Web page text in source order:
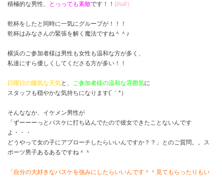
積極的な男性、
とっっても素敵です！！ (//ω//）
乾杯をしたと同時に一気にグループが！！！
乾杯はみなさんの緊張を解く魔法ですね＾＾♪
横浜のご参加者様は男性も女性も温和な方が多く、
私達にすら優しくしてくださる方が多い！！
日曜日の陽気な天気と、 ご参加者様の温和な雰囲気に
スタッフも穏やかな気持ちになります(´｀*）
そんななか、イケメン男性が
「ずーーーっとバスケに打ち込んでたので彼女できたことないんです
よ・・・
どうやって女の子にアプローチしたらいいんですか？？」とのご質問。。ス
ポーツ男子あるあるですね＾＾
「自分の大好きなバスケを強みにしたらいいんです＾＾見てもらったりもい